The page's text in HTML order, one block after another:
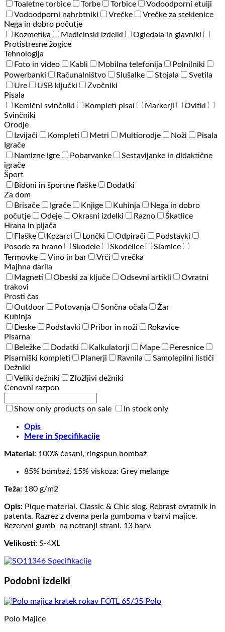
Toaletne torbice
Torbe Torbice
Vodoodporni etuiji
Vodoodporni nahrbtniki
Vrečke
Vrečke za steklenice
Nega in dobro počutje
Kozmetika
Medicinski izdelki
Ogledala in glavniki
Protistresne žogice
Tehnologija
Foto in video
Kabli Mobilna telefonija
Polnilniki
Powerbanki
Računalništvo Slušalke Stojala
Svetila
Ure
USB ključki
Zvočniki
Pisala
Kemični svinčniki
Kompleti pisal Markerji
Ovitki
Svinčniki
Orodje
Izvijači
Kompleti Metri Multiorodje Noži
Pisala
Igrače
Namizne igre
Pobarvanke
Sestavljanke in didaktične
igrače
Šport
Bidoni in športne flaške
Dodatki
Za dom
Brisače
Igrače Knjige Kuhinja
Nega in dobro
počutje
Odeje Okrasni izdelki Razno
Škatlice
Hrana in pijača
Flaške
Kozarci Lončki Odpirači
Podstavki
Posode za hrano
Skodele Skodelice
Slamice
Termovke
Vino in bar Vrči
vrečka
Majhna darila
Magneti
Obeski za ključe Odsevni artikli
Ovratni
trakovi
Prosti čas
Outdoor
Potovanja Sončna očala
Žar
Kuhinja
Deske
Podstavki Pribor in noži
Rokavice
Pisarna
Beležke
Dodatki Kalkulatorji Mape
Peresnice
Pisarniški kompleti
Planerji Ravnila
Samolepilni lističi
Dežniki
Veliki dežniki
Zložljivi dežniki
Cenovni razpon
Show only products on sale In stock only
Opis
Mere in Specifikacije
Material : 100% česani, ringspun bombaž
85% bombaž, 15% viskoza: Grey melange
Teža: 180 g/m2
Opis: Pique material. Classic & Chic slog. Rebrast ovratnik in
patenta. Razrez z dvema perla gumboma v barvi majice.
Rezervni gumb na notranji strani. 13 barv.
Velikosti: S-4XL
Podobni izdelki
Polo Majice